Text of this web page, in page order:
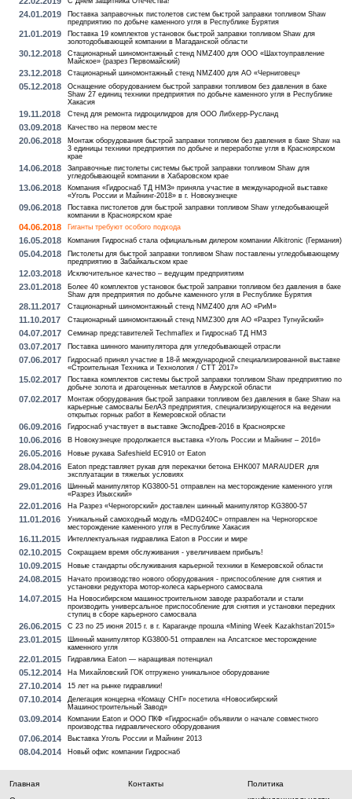
24.01.2019
Поставка заправочных пистолетов систем быстрой заправки топливом Shaw
предприятию по добыче каменного угля в Республике Бурятия
21.01.2019
Поставка 19 комплектов установок быстрой заправки топливом Shaw для
золотодобывающей компании в Магаданской области
30.12.2018
Стационарный шиномонтажный стенд NMZ400 для ООО «Шахтоуправление
Майское» (разрез Первомайский)
23.12.2018 Стационарный шиномонтажный стенд NMZ400 для АО «Черниговец»
05.12.2018
Оснащение оборудованием быстрой заправки топливом без давления в баке
Shaw 27 единиц техники предприятия по добыче каменного угля в Республике
Хакасия
19.11.2018 Стенд для ремонта гидроцилидров для ООО Либхерр-Русланд
03.09.2018 Качество на первом месте
20.06.2018
Монтаж оборудования быстрой заправки топливом без давления в баке Shaw на
3 единицы техники предприятия по добыче и переработке угля в Красноярском
крае
14.06.2018
Заправочные пистолеты системы быстрой заправки топливом Shaw для
угледобывающей компании в Хабаровском крае
13.06.2018
Компания «Гидроснаб ТД НМЗ» приняла участие в международной выставке
«Уголь России и Майнинг-2018» в г. Новокузнецке
09.06.2018
Поставка пистолетов для быстрой заправки топливом Shaw угледобывающей
компании в Красноярском крае
04.06.2018 Гиганты требуют особого подхода
16.05.2018 Компания Гидроснаб стала официальным дилером компании Alkitronic (Германия)
05.04.2018
Пистолеты для быстрой заправки топливом Shaw поставлены угледобывающему
предприятию в Забайкальском крае
12.03.2018 Исключительное качество – ведущим предприятиям
23.01.2018
Более 40 комплектов установок быстрой заправки топливом без давления в баке
Shaw для предприятия по добыче каменного угля в Республике Бурятия
28.11.2017 Стационарный шиномонтажный стенд NMZ400 для АО «РиМ»
11.10.2017 Стационарный шиномонтажный стенд NMZ300 для АО «Разрез Тугнуйский»
04.07.2017 Семинар представителей Techmaflex и Гидроснаб ТД НМЗ
03.07.2017 Поставка шинного манипулятора для угледобывающей отрасли
07.06.2017
Гидроснаб принял участие в 18-й международной специализированной выставке
«Строительная Техника и Технология / СТТ 2017»
15.02.2017
Поставка комплектов системы быстрой заправки топливом Shaw предприятию по
добыче золота и драгоценных металлов в Амурской области
07.02.2017
Монтаж оборудования быстрой заправки топливом без давления в баке Shaw на
карьерные самосвалы БелАЗ предприятия, специализирующегося на ведении
открытых горных работ в Кемеровской области
06.09.2016 Гидроснаб участвует в выставке ЭкспоДрев-2016 в Красноярске
10.06.2016 В Новокузнецке продолжается выставка «Уголь России и Майнинг – 2016»
26.05.2016 Новые рукава Safeshield EC910 от Eaton
28.04.2016
Eaton представляет рукав для перекачки бетона EHK007 MARAUDER для
эксплуатации в тяжелых условиях
29.01.2016
Шинный манипулятор KG3800-51 отправлен на месторождение каменного угля
«Разрез Изыхский»
22.01.2016 На Разрез «Черногорский» доставлен шинный манипулятор KG3800-57
11.01.2016
Уникальный самоходный модуль «MDG240C» отправлен на Черногорское
месторождение каменного угля в Республике Хакасия
16.11.2015 Интеллектуальная гидравлика Eaton в России и мире
02.10.2015 Сокращаем время обслуживания - увеличиваем прибыль!
10.09.2015 Новые стандарты обслуживания карьерной техники в Кемеровской области
24.08.2015
Начато производство нового оборудования - приспособление для снятия и
установки редуктора мотор-колеса карьерного самосвала
14.07.2015
На Новосибирском машиностроительном заводе разработали и стали
производить универсальное приспособление для снятия и установки передних
ступиц в сборе карьерного самосвала
26.06.2015 С 23 по 25 июня 2015 г. в г. Караганде прошла «Mining Week Kazakhstan’2015»
23.01.2015
Шинный манипулятор KG3800-51 отправлен на Апсатское месторождение
каменного угля
22.01.2015 Гидравлика Eaton — наращивая потенциал
05.12.2014 На Михайловский ГОК отгружено уникальное оборудование
27.10.2014 15 лет на рынке гидравлики!
07.10.2014
Делегация концерна «Комацу СНГ» посетила «Новосибирский
Машиностроительный Завод»
03.09.2014
Компании Eaton и ООО ПКФ «Гидроснаб» объявили о начале совместного
производства гидравлического оборудования
07.06.2014 Выставка Уголь России и Майнинг 2013
08.04.2014 Новый офис компании Гидроснаб
Главная
Контакты
Политика